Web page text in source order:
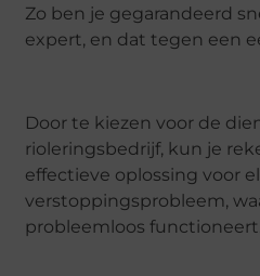
Zo ben je gegarandeerd
expert, en dat tegen een
Door te kiezen voor de
rioleringsbedrijf, kun je
effectieve oplossing voor
verstoppingsprobleem,
probleemloos functioneert.